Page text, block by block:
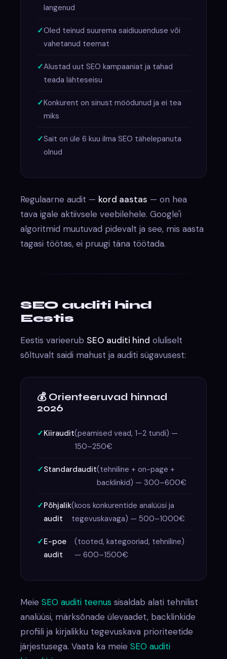
langenud
Oled teinud suurema saidiuuenduse või
vahetanud teemat
Alustad uut SEO kampaaniat ja tahad
teada lähteseisu
Konkurent on sinust möödunud ja ei tea
miks
Sait on üle 6 kuu ilma SEO tähelepanuta
olnud
Regulaarne audit — kord aastas — on hea
tava igale aktiivsele veebilehele. Google'i
algoritmid muutuvad pidevalt ja see, mis aasta
tagasi töötas, ei pruugi täna töötada.
SEO auditi hind
Eestis
Eestis varieerub SEO auditi hind oluliselt
sõltuvalt saidi mahust ja auditi sügavusest:
💰 Orienteeruvad hinnad
2026
Kiiraudit(peamised vead, 1–2 tundi) —
150–250€
Standardaudit(tehniline + on-page +
backlinkid) — 300–600€
Põhjalik
audit
(koos konkurentide analüüsi ja
tegevuskavaga) — 500–1000€
E-poe
audit
(tooted, kategooriad, tehniline)
— 600–1500€
MeieSEO auditi teenus sisaldab alati tehnilist
analüüsi, märksõnade ülevaadet, backlinkide
profiili ja kirjalikku tegevuskava prioriteetide
järjestusega. Vaata ka meieSEO auditi